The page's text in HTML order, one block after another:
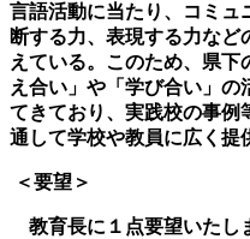
言語活動に当たり、コミュ
断する力、表現する力な
えている。このため、県
え合い」や「学び合い」の
てきており、実践校の事例
通して学校や教員に広く提
＜要望＞
教育長に１点要望いたし